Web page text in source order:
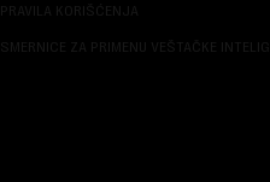
PRAVILA KORIŠĆENJA
SMERNICE ZA PRIMENU VEŠTAČKE